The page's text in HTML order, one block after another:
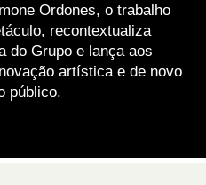
Ordones, o trabalho
recontextualiza
do Grupo e lança aos
artística e de novo
público.